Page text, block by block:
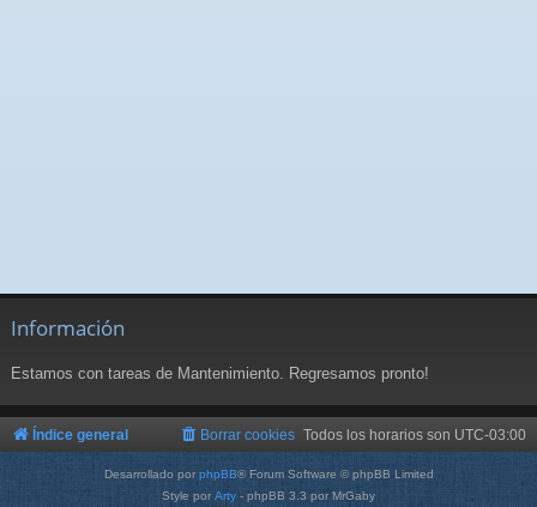
Información
Estamos con tareas de Mantenimiento. Regresamos pronto!
Índice general Todos los horarios son UTC-03:00
Borrar cookies
Desarrollado por phpBB® Forum Software © phpBB Limited
Style por Arty - phpBB 3.3 por MrGaby